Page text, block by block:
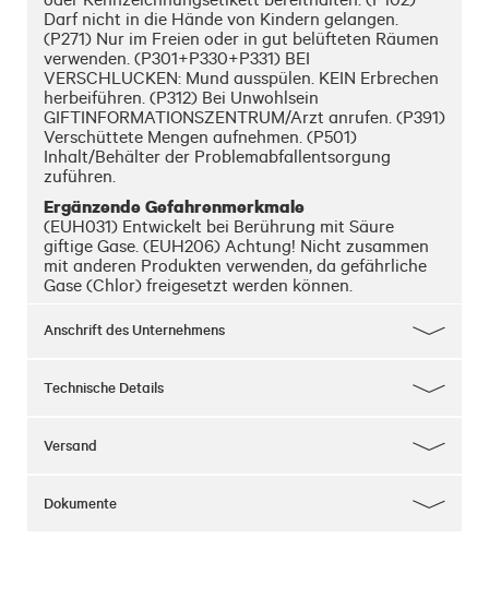
Darf nicht in die Hände von Kindern gelangen.
(P271) Nur im Freien oder in gut belüfteten Räumen
verwenden. (P301+P330+P331) BEI
VERSCHLUCKEN: Mund ausspülen. KEIN Erbrechen
herbeiführen. (P312) Bei Unwohlsein
GIFTINFORMATIONSZENTRUM/Arzt anrufen. (P391)
Verschüttete Mengen aufnehmen. (P501)
Inhalt/Behälter der Problemabfallentsorgung
zuführen.
Ergänzende Gefahrenmerkmale
(EUH031) Entwickelt bei Berührung mit Säure
giftige Gase. (EUH206) Achtung! Nicht zusammen
mit anderen Produkten verwenden, da gefährliche
Gase (Chlor) freigesetzt werden können.
Anschrift des Unternehmens
Technische Details
Versand
Dokumente